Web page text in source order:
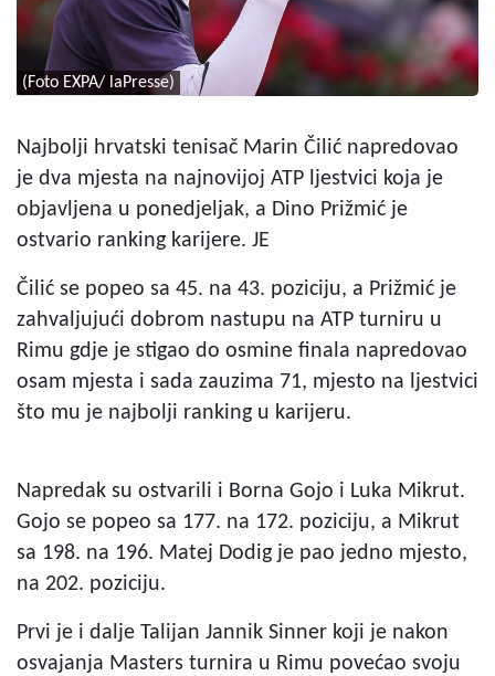
(Foto EXPA/ laPresse)
Najbolji hrvatski tenisač Marin Čilić napredovao
je dva mjesta na najnovijoj ATP ljestvici koja je
objavljena u ponedjeljak, a Dino Prižmić je
ostvario ranking karijere. JE
Čilić se popeo sa 45. na 43. poziciju, a Prižmić je
zahvaljujući dobrom nastupu na ATP turniru u
Rimu gdje je stigao do osmine finala napredovao
osam mjesta i sada zauzima 71, mjesto na ljestvici
što mu je najbolji ranking u karijeru.
Napredak su ostvarili i Borna Gojo i Luka Mikrut.
Gojo se popeo sa 177. na 172. poziciju, a Mikrut
sa 198. na 196. Matej Dodig je pao jedno mjesto,
na 202. poziciju.
Prvi je i dalje Talijan Jannik Sinner koji je nakon
osvajanja Masters turnira u Rimu povećao svoju